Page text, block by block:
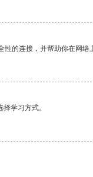
的连接，并帮助你在网络
学习方式。